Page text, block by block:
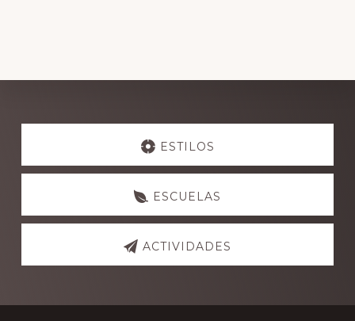
Explore
ESTILOS
ESCUELAS
ACTIVIDADES